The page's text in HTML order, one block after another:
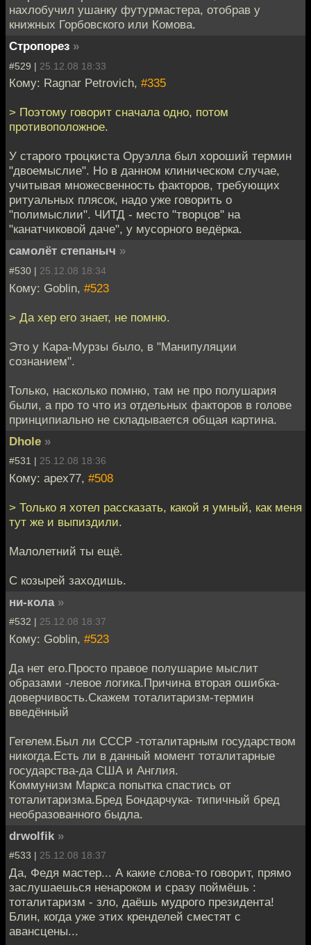
нахлобучил ушанку футурмастера, отобрав у
книжных Горбовского или Комова.
Стропорез »
#529 | 25.12.08 18:33
Кому: Ragnar Petrovich, #335
> Поэтому говорит сначала одно, потом
противоположное.
У старого троцкиста Оруэлла был хороший термин
"двоемыслие". Но в данном клиническом случае,
учитывая множесвенность факторов, требующих
ритуальных плясок, надо уже говорить о
"полимыслии". ЧИТД - место "творцов" на
"канатчиковой даче", у мусорного ведёрка.
самолёт степаныч »
#530 | 25.12.08 18:34
Кому: Goblin, #523
> Да хер его знает, не помню.
Это у Кара-Мурзы было, в "Манипуляции
сознанием".
Только, насколько помню, там не про полушария
были, а про то что из отдельных факторов в голове
принципиально не складывается общая картина.
Dhole »
#531 | 25.12.08 18:36
Кому: apex77, #508
> Только я хотел рассказать, какой я умный, как меня
тут же и выпиздили.
Малолетний ты ещё.
С козырей заходишь.
ни-кола »
#532 | 25.12.08 18:37
Кому: Goblin, #523
Да нет его.Просто правое полушарие мыслит
образами -левое логика.Причина вторая ошибка-
доверчивость.Скажем тоталитаризм-термин
введённый
Гегелем.Был ли СССР -тоталитарным государством
никогда.Есть ли в данный момент тоталитарные
государства-да США и Англия.
Коммунизм Маркса попытка спастись от
тоталитаризма.Бред Бондарчука- типичный бред
необразованного быдла.
drwolfik »
#533 | 25.12.08 18:37
Да, Федя мастер... А какие слова-то говорит, прямо
заслушаешься ненароком и сразу поймёшь :
тоталитаризм - зло, даёшь мудрого президента!
Блин, когда уже этих кренделей сместят с
авансцены...